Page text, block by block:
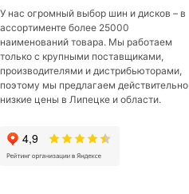
109/107
R
У нас огромный выбор шин и дисков – в
ассортименте более 25000
наименований товара. Мы работаем
только с крупными поставщиками,
производителями и дистрибьюторами,
поэтому мы предлагаем действительно
низкие цены в Липецке и области.